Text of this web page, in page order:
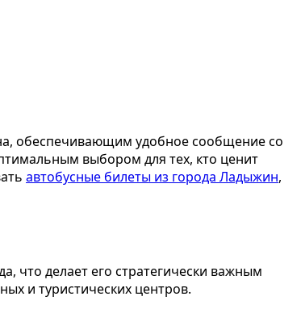
обеспечивающим удобное сообщение со
выбором для тех, кто ценит
автобусные билеты из города Ладыжин,
что делает его стратегически важным
и туристических центров.